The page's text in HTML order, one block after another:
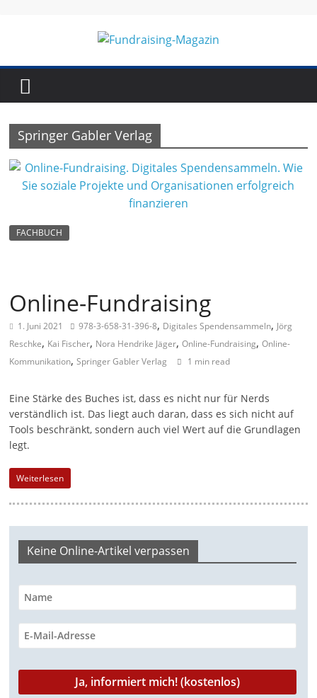
Fundraising-
Magazin
r
a
n
m
z
i
n
z
l
M
a
r
Springer Gabler Verlag
FACHBUCH
Online-Fundraising
1. Juni 2021 978-3-658-31-396-8, Digitales Spendensammeln, Jörg
Reschke, Kai Fischer, Nora Hendrike Jäger,Online-Fundraising,Online-
Kommunikation,Springer Gabler Verlag 1 min read
Eine Stärke des Buches ist, dass es nicht nur für Nerds
verständlich ist. Das liegt auch daran, dass es sich nicht auf
Tools beschränkt, sondern auch viel Wert auf die Grundlagen
legt.
Weiterlesen
Keine Online-Artikel verpassen